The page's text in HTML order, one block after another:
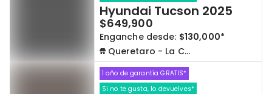
Hyundai Tucson 2025
$649,900
Enganche desde: $130,000*
Queretaro - La Capilla
1 año de garantía GRATIS*
Si no te gusta, lo devuelves*